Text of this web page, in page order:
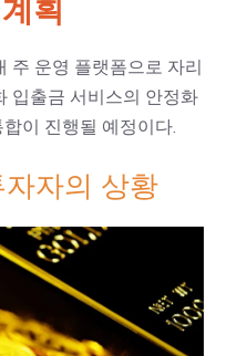
획
주 운영 플랫폼으로 자리
입출금 서비스의 안정화
이 진행될 예정이다.
자의 상황